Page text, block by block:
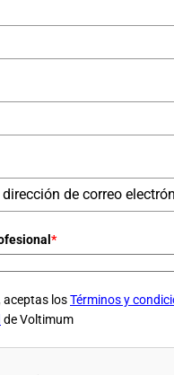
*
aceptas losTérminos y
de Voltimum